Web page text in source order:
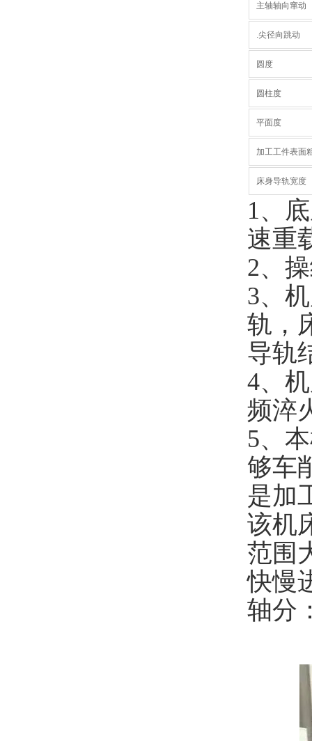
主轴轴向窜动
.尖径向跳动
圆度
圆柱度
平面度
加工工件表面
床身导轨宽度
1、
速重
2、
3、
轨，
导轨
4、
频淬
5、
够车
是加
该机
范围
快慢
轴分